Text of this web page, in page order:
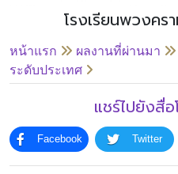
บุคลากร
ของ
เรา
หลักสูตร
หลักสูตร
ที่
ผ่าน
มา
โรงเรียนพวงคร
หน้าแรก
ผลงานที่ผ่านมา
ระดับประเทศ
แชร์ไปยังสื่
Facebook Twitter